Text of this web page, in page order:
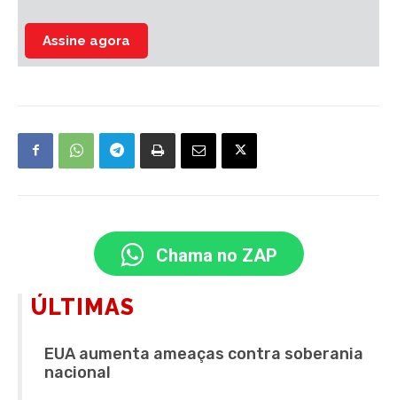
Assine agora
Chama no ZAP
ÚLTIMAS
EUA aumenta ameaças contra soberania
nacional